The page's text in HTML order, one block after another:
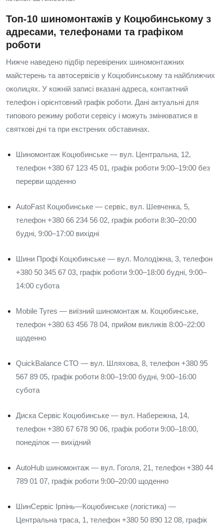
Топ-10 шиномонтажів у Коцюбинському з
адресами, телефонами та графіком
роботи
Нижче наведено підбір перевірених шиномонтажних
майстерень та автосервісів у Коцюбинському та найближчих
околицях. У кожній записі вказані адреса, контактний
телефон і орієнтовний графік роботи. Дані актуальні для
типового режиму роботи сервісу і можуть змінюватися в
святкові дні та при екстрених обставинах.
Шиномонтаж Коцюбинське — вул. Центральна, 12,
телефон +380 67 123 45 01, графік роботи 9:00–19:00 без
перерви щоденно
AutoFast Коцюбинське — сервіс, вул. Шевченка, 5,
телефон +380 66 234 56 02, графік роботи 8:30–20:00
будні, 9:00–17:00 вихідні
Шини Профі Коцюбинське — вул. Молодіжна, 3, телефон
+380 50 345 67 03, графік роботи 9:00–18:00 будні, 9:00–
14:00 субота
Mobile Tyres — виїзний шиномонтаж м. Коцюбинське,
телефон +380 63 456 78 04, прийом викликів 8:00–22:00
щоденно
QuickBalance СТО — вул. Шляхова, 8, телефон +380 95
567 89 05, графік роботи 8:00–19:00 будні, 9:00–16:00
субота
Диска Сервіс Коцюбинське — вул. Набережна, 14,
телефон +380 67 678 90 06, графік роботи 9:00–18:00,
понеділок — вихідний
AutoHub шиномонтаж — вул. Гоголя, 21, телефон +380 44
789 01 07, графік роботи 9:00–20:00 щоденно
ШинСервіс Ірпінь—Коцюбинське (логістика) —
Центральна траса, 1, телефон +380 50 890 12 08, графік